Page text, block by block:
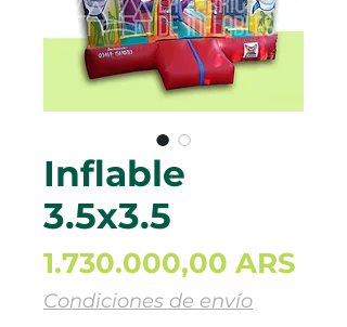
Inflable
3.5x3.5
1.730.000,00 ARS
Condiciones de envío